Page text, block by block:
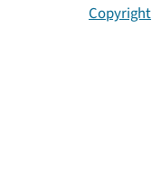
Copyright